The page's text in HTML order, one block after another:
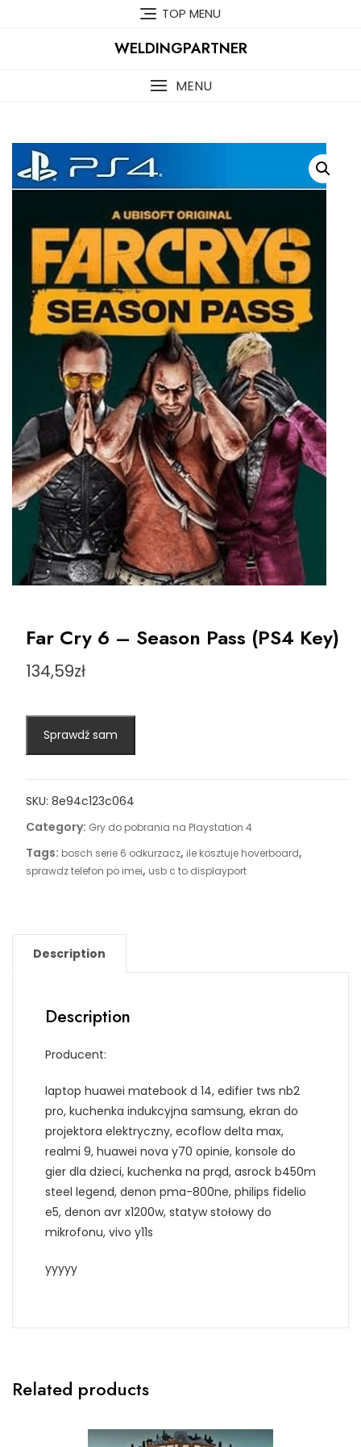
TOP MENU
WELDINGPARTNER
MENU
Far Cry 6 – Season Pass (PS4 Key)
134,59zł
Sprawdź sam
SKU: 8e94c123c064
Category: Gry do pobrania na Playstation 4
Tags: bosch serie 6 odkurzacz, ile kosztuje hoverboard,
sprawdz telefon po imei, usb c to displayport
Description
Description
Producent:
laptop huawei matebook d 14, edifier tws nb2
pro, kuchenka indukcyjna samsung, ekran do
projektora elektryczny, ecoflow delta max,
realmi 9, huawei nova y70 opinie, konsole do
gier dla dzieci, kuchenka na prąd, asrock b450m
steel legend, denon pma-800ne, philips fidelio
e5, denon avr x1200w, statyw stołowy do
mikrofonu, vivo y11s
yyyyy
Related products